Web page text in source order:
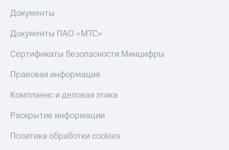
Документы
Документы ПАО «МТС»
Сертификаты безопасности Минцифры
Правовая информация
Комплаенс и деловая этика
Раскрытие информации
Политика обработки cookies